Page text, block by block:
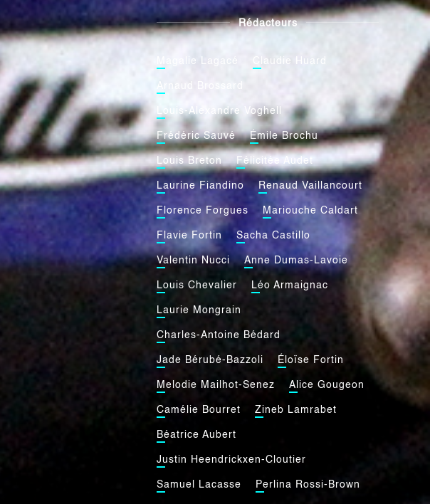
Rédacteurs
Magalie Lagacé Claudie Huard
Arnaud Brossard
Louis-Alexandre Voghell
Frédéric Sauvé Émile Brochu
Louis Breton Félicitée Audet
Laurine Fiandino Renaud Vaillancourt
Florence Forgues Mariouche Caldart
Flavie Fortin Sacha Castillo
Valentin Nucci Anne Dumas-Lavoie
Louis Chevalier Léo Armaignac
Laurie Mongrain
Charles-Antoine Bédard
Jade Bérubé-Bazzoli Éloïse Fortin
Melodie Mailhot-Senez Alice Gougeon
Camélie Bourret Zineb Lamrabet
Béatrice Aubert
Justin Heendrickxen-Cloutier
Samuel Lacasse Perlina Rossi-Brown